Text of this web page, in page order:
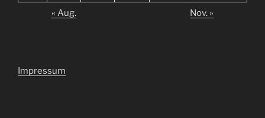
« Aug.
Nov. »
Impressum